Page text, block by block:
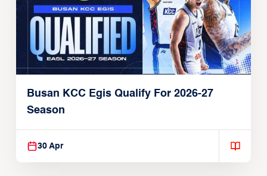
Busan KCC Egis Qualify For 2026-27
Season
30 Apr